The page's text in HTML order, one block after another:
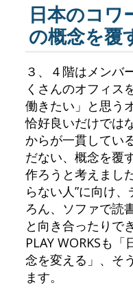
日本のコワ
の概念を覆
３、４階はメンバ
くさんのオフィス
働きたい」と思う
恰好良いだけでは
からが一貫してい
だない、概念を覆
作ろうと考えまし
らない人”に向け
ろん、ソファで読
と向き合ったりで
PLAY WORKSも
念を変える」、そ
ます。